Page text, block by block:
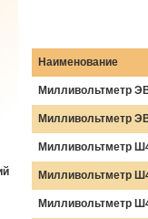
Наименование
Милливольтметр
Милливольтметр
Милливольтметр
Милливольтметр
Милливольтметр